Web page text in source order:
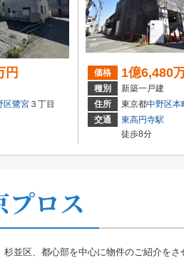
円
区鷺宮 ３丁目
価格 1億6,480
種別
新築一戸建
住所
東京都中野区本
交通
東高円寺駅
徒歩8分
プロス
並区、都心部を中心に物件のご紹介をさ